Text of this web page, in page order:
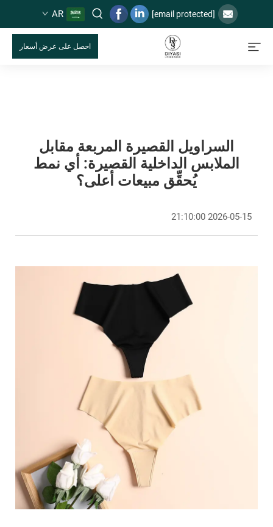
[email protected]
AR
احصل على عرض أسعار
السراويل القصيرة المربعة مقابل
الملابس الداخلية القصيرة: أي نمط
يُحقِّق مبيعات أعلى؟
2026-05-15 21:10:00